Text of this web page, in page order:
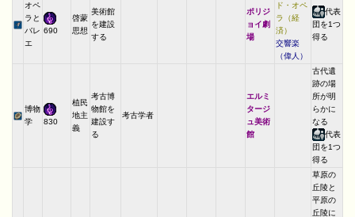
オペ
ラと
バレ
エ
690
啓蒙
思想
美術館
を建設
する
ポリジ
ョイ劇
場
ド・オペ
ラ（経
済）
交響楽
（偉人）
代表
団を1つ
得る
博物
学
830
植民
地主
義
考古博
物館を
建設す
る
考古学者
エルミ
タージ
ュ美術
館
古代遺
跡の場
所が明
らかに
なる
代表
団を1つ
得る
草原の
丘陵と
平原の
丘陵に